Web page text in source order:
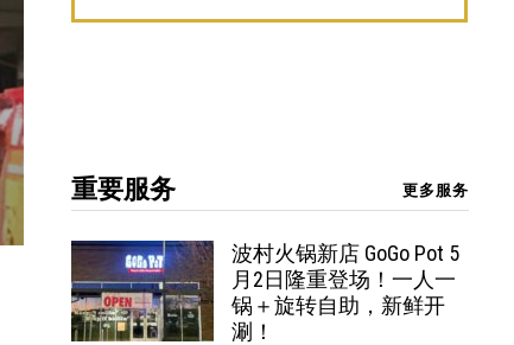
重要服务 更多服务
波村火锅新店 GoGo Pot 5
月2日隆重登场！一人一
锅＋旋转自助，新鲜开
涮！